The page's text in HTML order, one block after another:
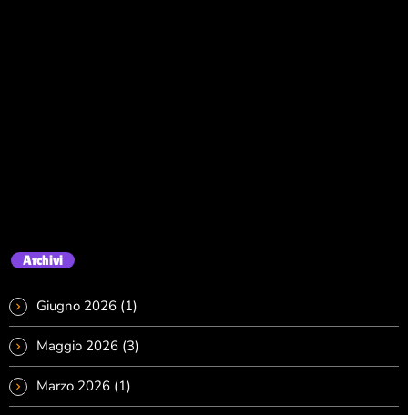
Archivi
Giugno 2026 (1)
Maggio 2026 (3)
Marzo 2026 (1)